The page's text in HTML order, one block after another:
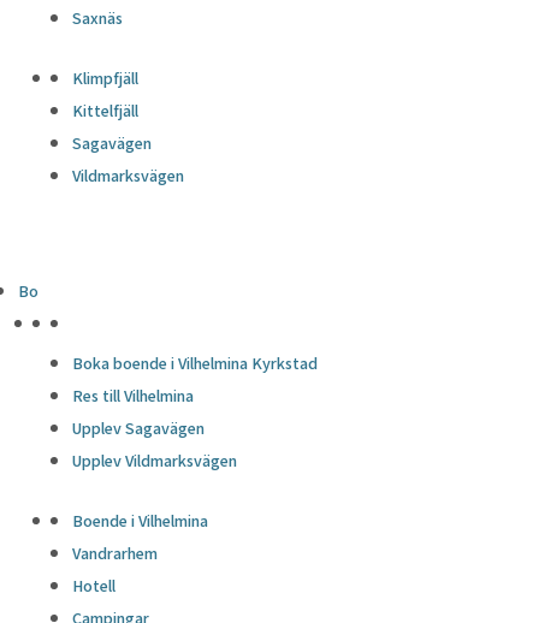
Saxnäs
Klimpfjäll
Kittelfjäll
Sagavägen
Vildmarksvägen
Bo
Boka boende i Vilhelmina Kyrkstad
Res till Vilhelmina
Upplev Sagavägen
Upplev Vildmarksvägen
Boende i Vilhelmina
Vandrarhem
Hotell
Campingar